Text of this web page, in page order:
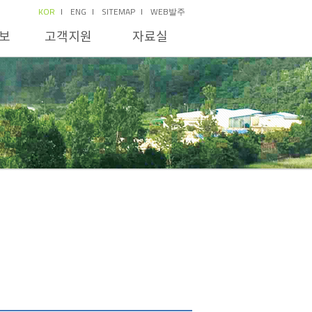
KOR ENG SITEMAP WEB발주
고객지원 자료실